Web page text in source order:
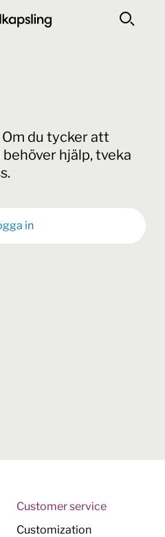
du tycker att
hjälp, tveka
in
Customer service
Customization